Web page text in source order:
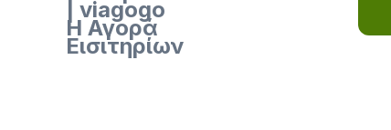
| viagogo
Η Αγορά
Εισιτηρίων